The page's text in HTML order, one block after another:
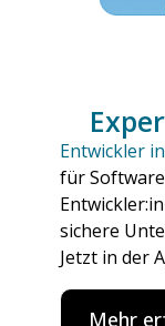
Entwickler
für
sichere
Jetzt in der
Mehr